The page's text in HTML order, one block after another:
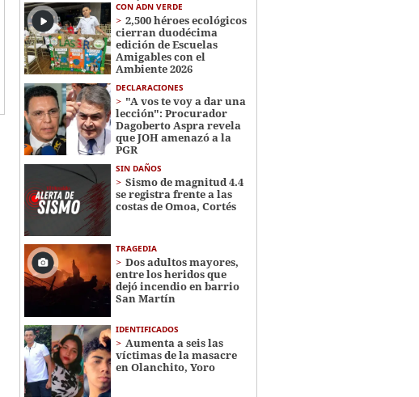
CON ADN VERDE
2,500 héroes ecológicos
cierran duodécima
edición de Escuelas
Amigables con el
Ambiente 2026
DECLARACIONES
"A vos te voy a dar una
lección": Procurador
Dagoberto Aspra revela
que JOH amenazó a la
PGR
SIN DAÑOS
Sismo de magnitud 4.4
se registra frente a las
costas de Omoa, Cortés
TRAGEDIA
Dos adultos mayores,
entre los heridos que
dejó incendio en barrio
San Martín
IDENTIFICADOS
Aumenta a seis las
víctimas de la masacre
en Olanchito, Yoro